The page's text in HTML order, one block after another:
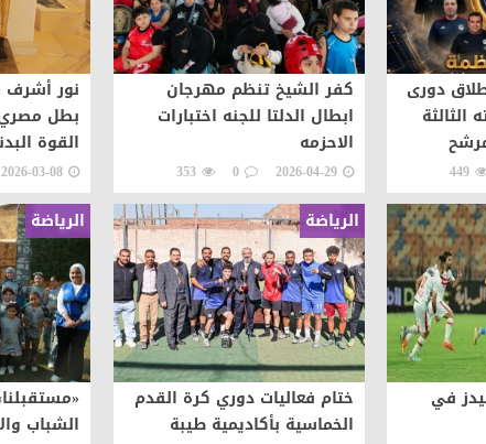
دورى
449
كفر الشيخ تنظم مهرجان
ابطال الدلتا للجنه اختبارات
الاحزمه
2026-04-29
0
353
نور أشرف
بطل
القوة
2026-03-08
في
الرياضة
ختام فعاليات دوري كرة القدم
الخماسية بأكاديمية طيبة
الرياضة
الشباب